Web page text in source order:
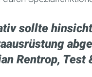
sollte
Rentrop, Test